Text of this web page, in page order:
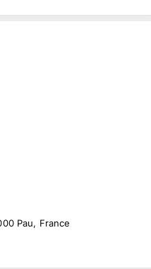
Pau, France